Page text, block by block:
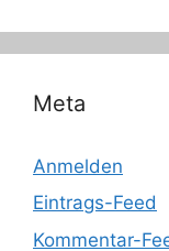
Meta
Anmelden
Eintrags-Feed
Kommentar-